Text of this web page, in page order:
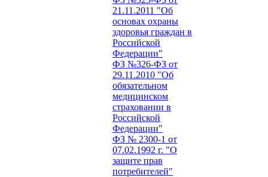
21.11.2011 "Об
основах охраны
здоровья граждан в
Российской
Федерации"
ФЗ №326-ФЗ от
29.11.2010 "Об
обязательном
медицинском
страховании в
Российской
Федерации"
ФЗ № 2300-1 от
07.02.1992 г. "О
защите прав
потребителей"